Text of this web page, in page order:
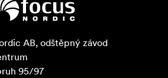
AB, odštěpný závod
95/97